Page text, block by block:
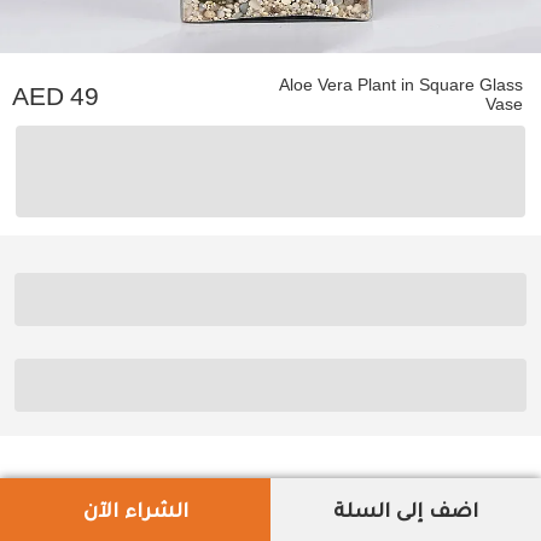
Aloe Vera Plant in Square Glass
Vase
49
اضف إلى السلة الشراء الآن